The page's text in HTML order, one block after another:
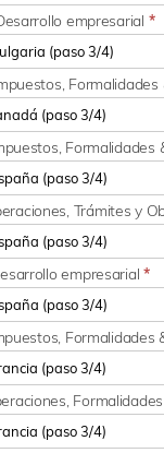
empresarial *
Formalidades
Trámites y
empresarial*